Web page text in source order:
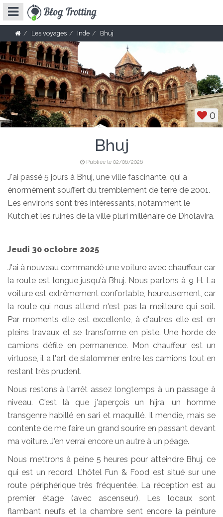
Les voyages Inde Bhuj
0
Bhuj
Publiée le 02/06/2026
J'ai passé 5 jours à Bhuj, une ville fascinante, qui a
énormément souffert du tremblement de terre de 2001.
Les environs sont très intéressants, notamment le
Kutch.et les ruines de la ville pluri millénaire de Dholavira.
Jeudi 30 octobre 2025
J'ai à nouveau commandé une voiture avec chauffeur car
la route est longue jusqu'à Bhuj. Nous partons à 9 H. La
voiture est extrêmement confortable, heureusement, car
la route qui nous attend n'est pas la meilleure qui soit.
Par moments elle est excellente, à d'autres elle est en
pleins travaux et se transforme en piste. Une horde de
camions défile en permanence. Mon chauffeur est un
virtuose, il a l'art de slalommer entre les camions tout en
restant très prudent.
Nous restons à l'arrêt assez longtemps à un passage à
niveau. C'est là que j'aperçois un hijra, un homme
transgenre habillé en sari et maquillé. Il mendie, mais se
contente de me faire un grand sourire en passant devant
ma voiture. J'en verrai encore un autre à un péage.
Nous mettrons à peine 5 heures pour atteindre Bhuj, ce
qui est un record. L'hôtel Fun & Food est situé sur une
route périphérique très fréquentée. La réception est au
premier étage (avec ascenseur). Les locaux sont
flambant neufs et la chambre sent encore la peinture